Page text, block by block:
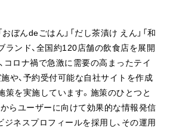
おぼんdeごはん」「だし茶漬け えん」「和
ランド、全国約120店舗の飲食店を展開
コロナ禍で急激に需要の高まったテイ
や、予約受付可能な自社サイトを作成
策を実施しています。施策のひとつと
らユーザーに向けて効果的な情報発信
ネスプロフィールを採用し、その運用